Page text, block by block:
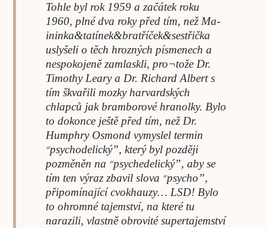
Tohle byl rok 1959 a začátek roku
1960, plné dva roky před tím, než Ma-
ininka&tatínek&bratříček&sestřička
uslyšeli o těch hrozných písmenech a
nespokojeně zamlaskli, pro¬tože Dr.
Timothy Leary a Dr. Richard Albert s
tím škvařili mozky harvardských
chlapců jak bramborové hranolky. Bylo
to dokonce ještě před tím, než Dr.
Humphry Osmond vymyslel termin
״psychodelický”, který byl později
pozměněn na ״psychedelický”, aby se
tím ten výraz zbavil slova ״psycho”,
připomínající cvokhauzy… LSD! Bylo
to ohromné tajemství, na které tu
narazili, vlastně obrovité supertajemství